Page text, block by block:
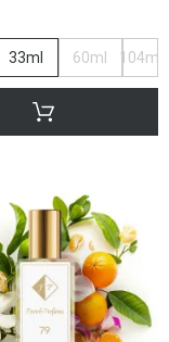
33ml 60ml 104ml